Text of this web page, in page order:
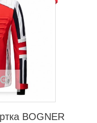
BOGNER